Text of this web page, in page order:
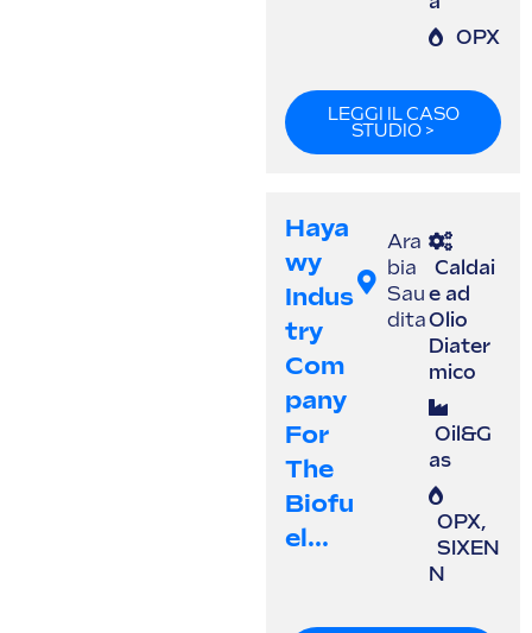
OPX
LEGGI IL CASO
STUDIO >
Haya
Wy
Indus
Try
Com
Pany
For
The
Biofu
El...
Ara
bia
Sau
dita
Caldai
e ad
Olio
Diater
mico
Oil&G
as
OPX,
SIXEN
N